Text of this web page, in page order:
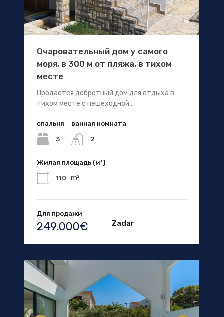
Очаровательный дом у самого
моря, в 300 м от пляжа, в тихом
месте
Продается добротный дом для отдыха в
тихом месте с пешеходной...
спальня
3
ванная комната
2
Жилая площадь (м²)
110 m²
Для продажи
249.000€ Zadar